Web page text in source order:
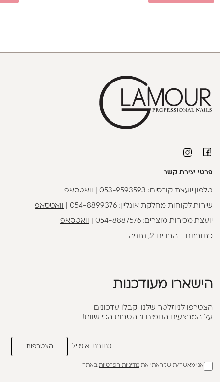
פרטי יצירת קשר
טלפון יועצת קורסים: 053-9593593 וואטסאפ
שירות לקוחות מחלקת אונליין:054-8899376 וואטסאפ
יועצת מכירות מוצרים:054-8887576 וואטסאפ
כתובתנו - הבונים 2, נתניה
הישארו מעודכנות
הצטרפו לניוזלטר שלנו וקבלו עדכונים
על המבצעים החמים וההטבות הכי שוות!
אני מאשר/ת שקראתי את מדיניות הפרטיותבאתר